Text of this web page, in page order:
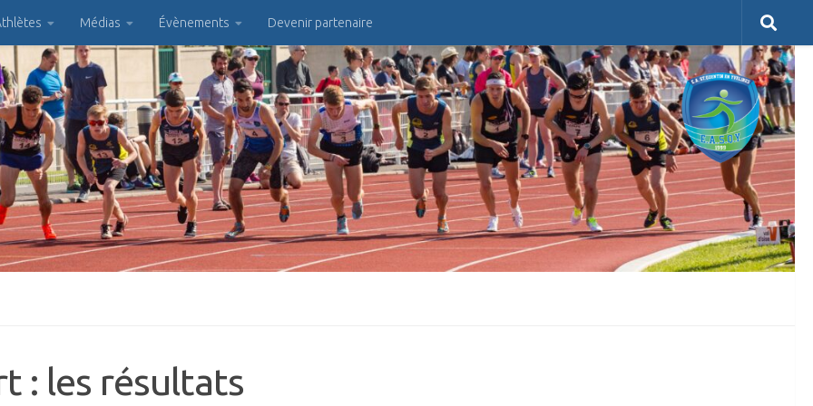
Médias Évènements Devenir partenaire
: les résultats